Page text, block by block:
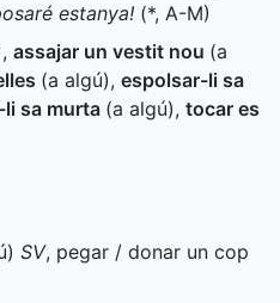
estanya! (*, A-M)
, assajar un vestit nou (a
(a algú), espolsar-li sa
sa murta (a algú), tocar es
SV, pegar / donar un cop